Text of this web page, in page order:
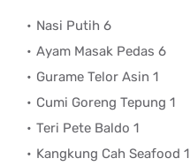
Nasi Putih 6
Ayam Masak Pedas 6
Gurame Telor Asin 1
Cumi Goreng Tepung 1
Teri Pete Baldo 1
Kangkung Cah Seafood 1